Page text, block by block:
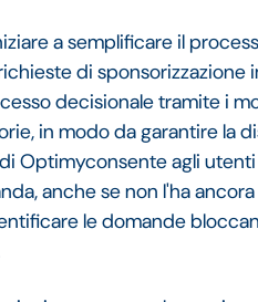
a semplificare il
di
decisionale tramite i
in modo da garantire la
Optimyconsente agli
anche se non l'ha
le domande